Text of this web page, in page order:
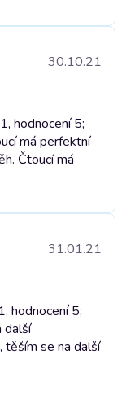
30.10.21
hodnocení 5;
má perfektní
Čtoucí má
31.01.21
hodnocení 5;
další
těším se na další